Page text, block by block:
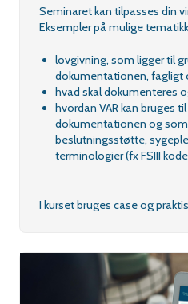
Seminaret kan tilpasses din
Eksempler på mulige
lovgivning, som ligger til
dokumentationen, fagligt
hvad skal dokumenteres
hvordan VAR kan bruges
dokumentationen og
beslutningsstøtte,
terminologier (fx FSIII
I kurset bruges case og